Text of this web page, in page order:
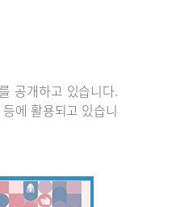
공개하고 있습니다.
에 활용되고 있습니